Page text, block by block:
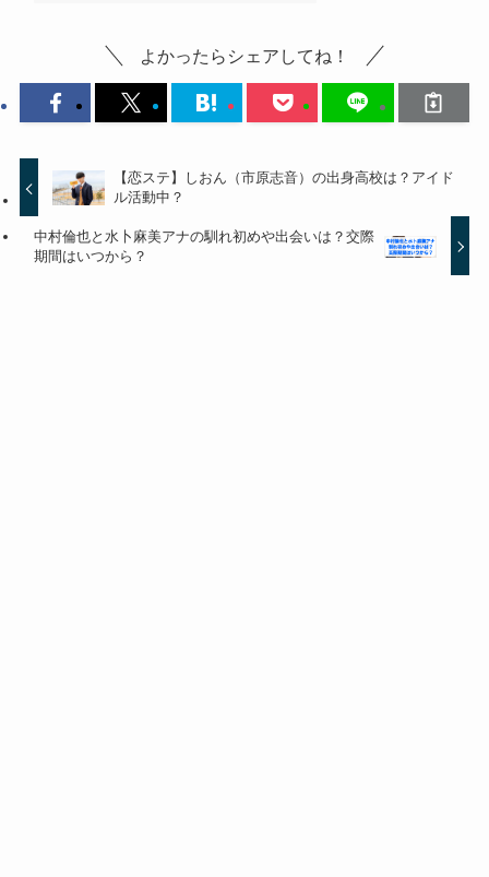
よかったらシェアしてね！
【恋ステ】しおん（市原志音）の出身高校は？アイド
ル活動中？
中村倫也と水卜麻美アナの馴れ初めや出会いは？交際
期間はいつから？